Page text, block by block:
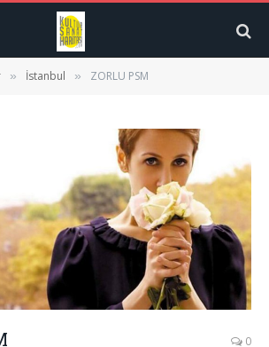
» İstanbul » ZORLU PSM
0